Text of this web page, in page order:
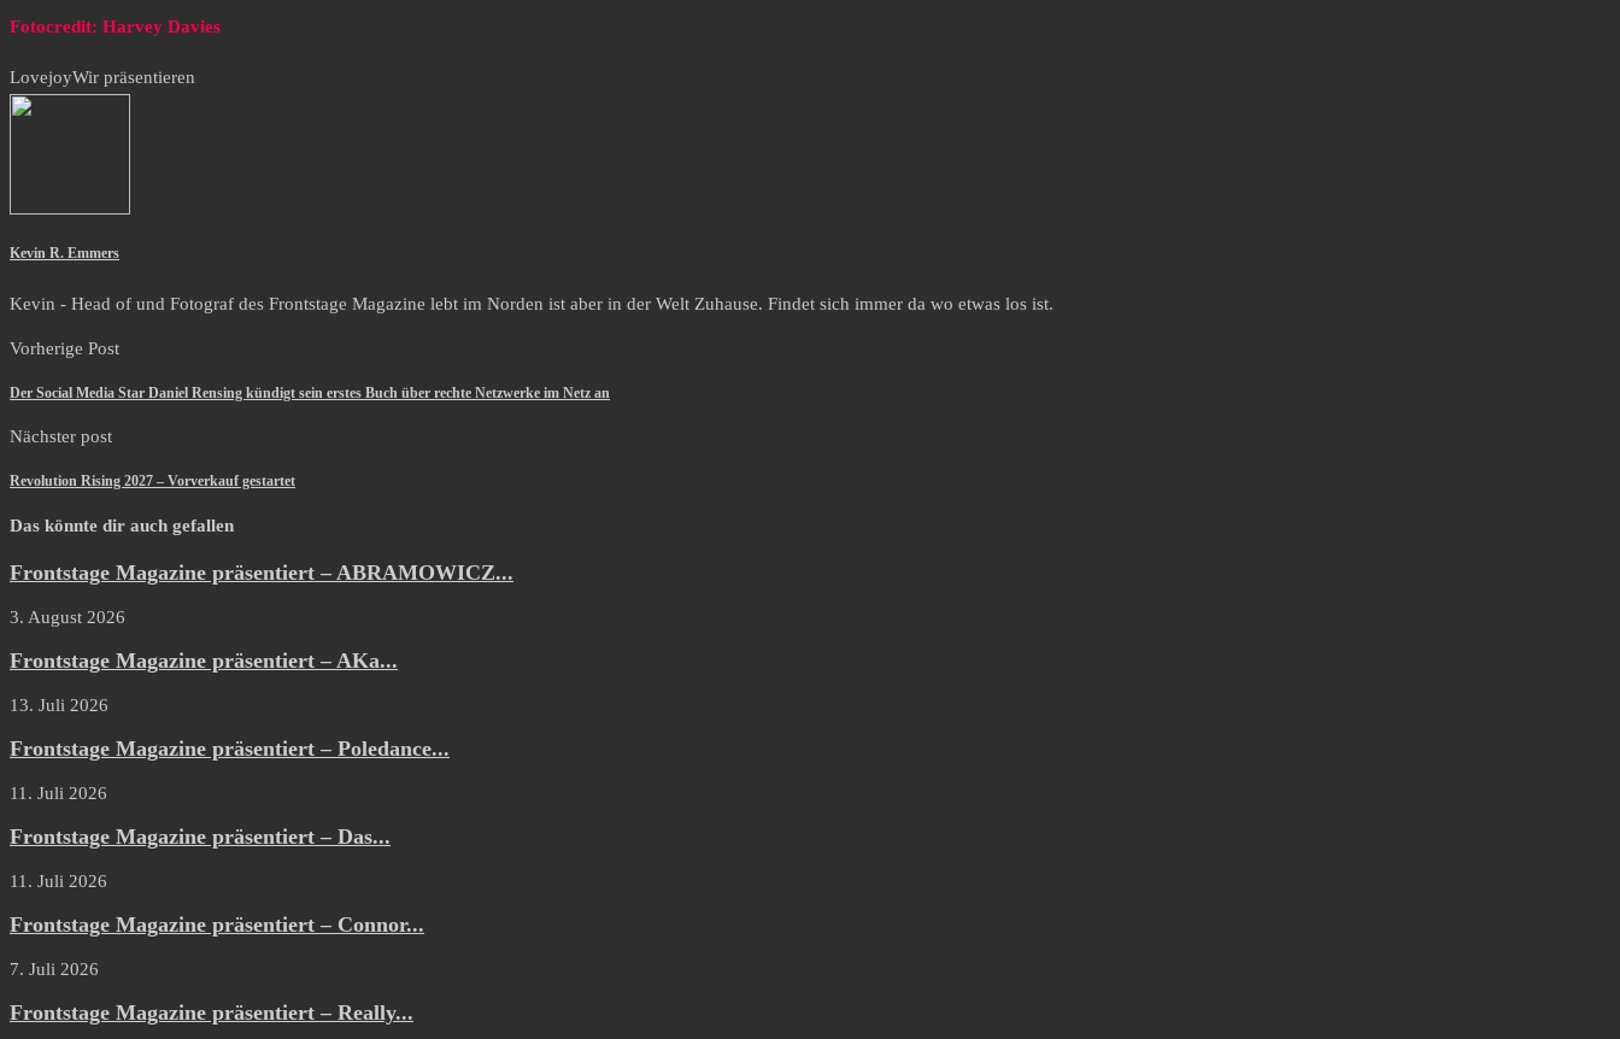
Fotocredit: Harvey Davies
LovejoyWir präsentieren
Kevin R. Emmers
Kevin - Head of und Fotograf des Frontstage Magazine lebt im Norden ist aber in der Welt Zuhause. Findet sich immer da wo etwas los ist.
Vorherige Post
Der Social Media Star Daniel Rensing kündigt sein erstes Buch über rechte Netzwerke im Netz an
Nächster post
Revolution Rising 2027 – Vorverkauf gestartet
Das könnte dir auch gefallen
Frontstage Magazine präsentiert – ABRAMOWICZ...
3. August 2026
Frontstage Magazine präsentiert – AKa...
13. Juli 2026
Frontstage Magazine präsentiert – Poledance...
11. Juli 2026
Frontstage Magazine präsentiert – Das...
11. Juli 2026
Frontstage Magazine präsentiert – Connor...
7. Juli 2026
Frontstage Magazine präsentiert – Really...